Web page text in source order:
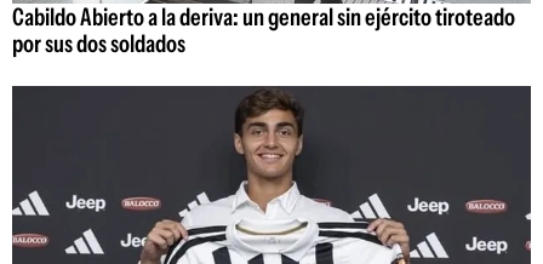
Cabildo Abierto a la deriva: un general sin ejército tiroteado
por sus dos soldados